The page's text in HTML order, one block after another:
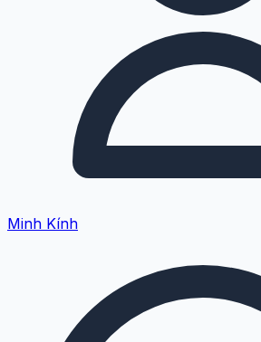
Minh Kính